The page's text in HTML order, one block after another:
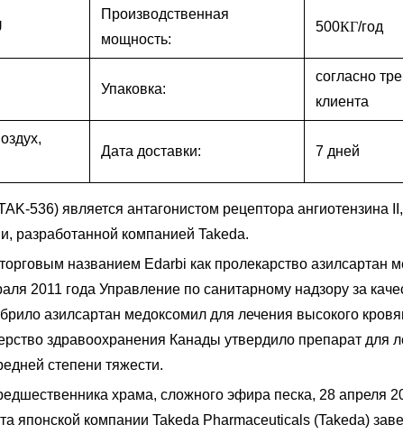
Производственная
мощность:
500КГ/год
Упаковка:
согласно
клиента
Дата доставки: 7 дней
536) является антагонистом рецептора ангиотензина
разработанной компанией Takeda.
названием Edarbi как пролекарство азилсартан
2011 года Управление по санитарному надзору за
азилсартан медоксомил для лечения высокого
здравоохранения Канады утвердило препарат для
степени тяжести.
храма, сложного эфира песка, 28 апреля
японской компании Takeda Pharmaceuticals (Takeda)